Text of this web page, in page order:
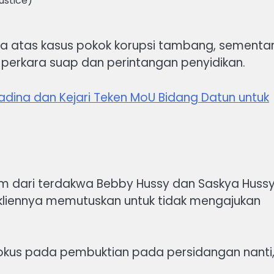
atas kasus pokok korupsi tambang,
suap dan perintangan penyidikan.
dan Kejari Teken MoU Bidang Datun untuk
terdakwa Bebby Hussy dan Saskya
memutuskan untuk tidak mengajukan
pada pembuktian pada persidangan